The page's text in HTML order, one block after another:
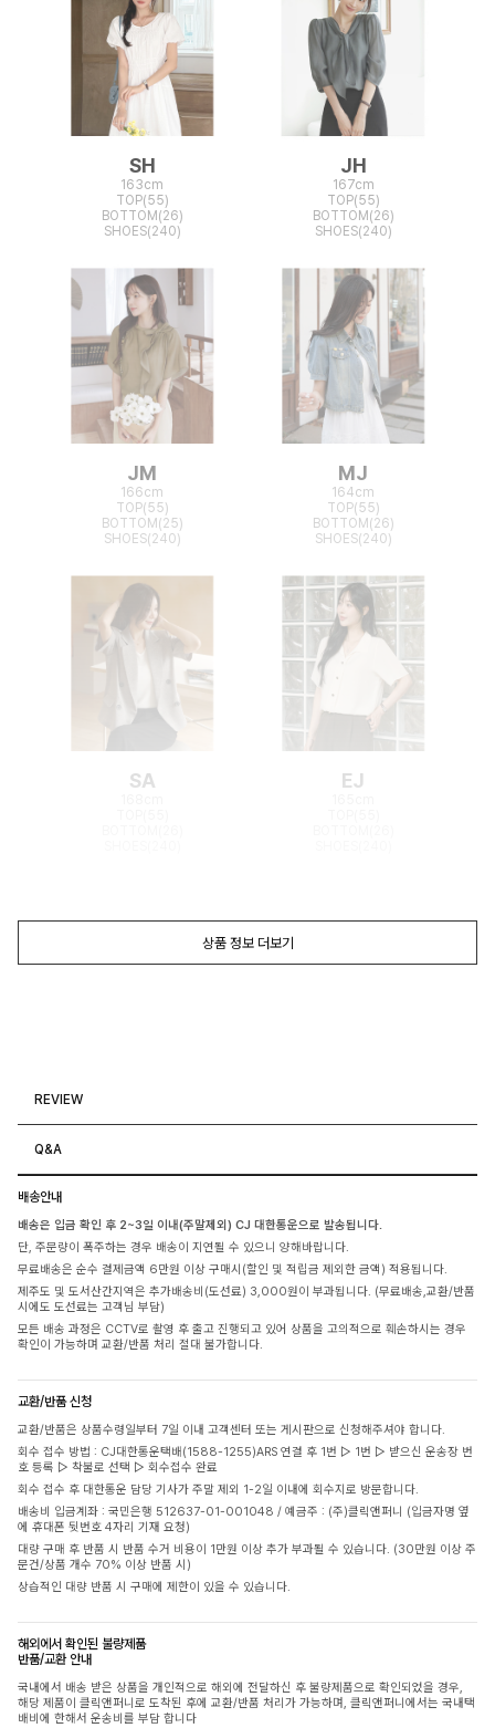
SH
163cm
TOP(55)
BOTTOM(26)
SHOES(240)
JH
167cm
TOP(55)
BOTTOM(26)
SHOES(240)
JM
166cm
TOP(55)
BOTTOM(25)
SHOES(240)
MJ
164cm
TOP(55)
BOTTOM(26)
SHOES(240)
SA EJ
상품 정보 더보기
REVIEW
Q&A
배송안내
배송은 입금 확인 후 2~3일 이내(주말제외) CJ 대한통운으로 발송됩니다.
단, 주문량이 폭주하는 경우 배송이 지연될 수 있으니 양해바랍니다.
무료배송은 순수 결제금액 6만원 이상 구매시(할인 및 적립금 제외한 금액) 적용됩니다.
제주도 및 도서산간지역은 추가배송비(도선료) 3,000원이 부과됩니다. (무료배송,교환/반품
시에도 도선료는 고객님 부담)
모든 배송 과정은 CCTV로 촬영 후 출고 진행되고 있어 상품을 고의적으로 훼손하시는 경우
확인이 가능하며 교환/반품 처리 절대 불가합니다.
교환/반품 신청
교환/반품은 상품수령일부터 7일 이내 고객센터 또는 게시판으로 신청해주셔야 합니다.
회수 접수 방법 : CJ대한통운택배(1588-1255)ARS 연결 후 1번 ▷ 1번 ▷ 받으신 운송장 번
호 등록 ▷ 착불로 선택 ▷ 회수접수 완료
회수 접수 후 대한통운 담당 기사가 주말 제외 1-2일 이내에 회수지로 방문합니다.
배송비 입금계좌 : 국민은행 512637-01-001048 / 예금주 : (주)클릭앤퍼니 (입금자명 옆
에 휴대폰 뒷번호 4자리 기재 요청)
대량 구매 후 반품 시 반품 수거 비용이 1만원 이상 추가 부과될 수 있습니다. (30만원 이상 주
문건/상품 개수 70% 이상 반품 시)
상습적인 대량 반품 시 구매에 제한이 있을 수 있습니다.
해외에서 확인된 불량제품
반품/교환 안내
국내에서 배송 받은 상품을 개인적으로 해외에 전달하신 후 불량제품으로 확인되었을 경우,
해당 제품이 클릭앤퍼니로 도착된 후에 교환/반품 처리가 가능하며, 클릭앤퍼니에서는 국내택
배비에 한해서 운송비를 부담 합니다